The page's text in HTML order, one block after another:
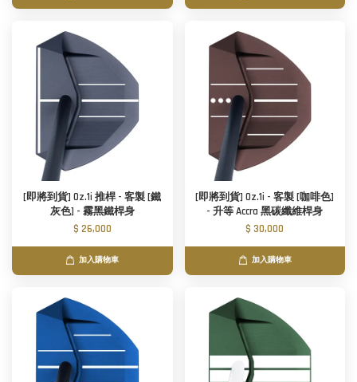
[即將到貨] Oz.1i 推桿 - 客製 [鐵
灰色] - 霧黑鐵桿身
$ 26,000
加入購物車
[即將到貨] Oz.1i - 客製 [咖啡色]
- 升等 Accra 黑碳纖維桿身
$ 30,000
加入購物車